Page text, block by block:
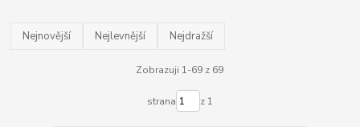
Nejnovější Nejlevnější Nejdražší
Zobrazuji 1-69 z 69
strana z 1